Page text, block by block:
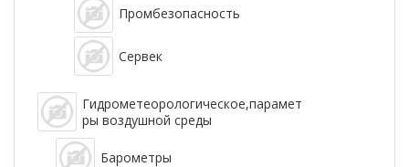
Промбезопасность
Сервек
Гидрометеорологическое,парамет
ры воздушной среды
Барометры